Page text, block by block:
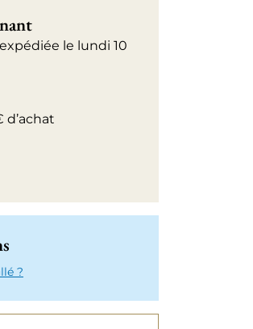
le lundi 10
d’achat
?